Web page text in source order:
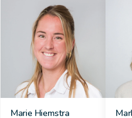
Marie Hiemstra